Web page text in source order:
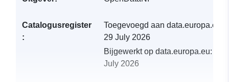
Catalogusregister
:
Toegevoegd aan data.europa.eu:
29 July 2026
Bijgewerkt op data.europa.eu:
July 2026